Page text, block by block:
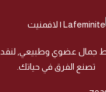
خط جمال عضوي وطبيعي,
تصنع الفرق في حياتك.